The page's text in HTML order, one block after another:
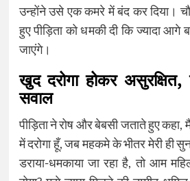
उन्होंने उसे एक कमरे में बंद कर दिया।
हुए पीड़िता को धमकी दी कि ज्यादा आगे
जाएंगे।
खुद दरोगा होकर
सवाल
पीड़िता ने रोष और बेबसी जताते हुए
में दरोगा हूँ, जब महकमे के भीतर मेरी ही
डराया-धमकाया जा रहा है, तो आम